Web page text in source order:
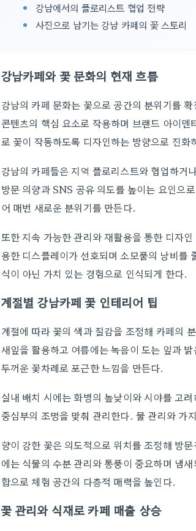
강남에서의 플로리스트 협업 전략
사진으로 남기는 강남 카페의 꽃 스토리
강남카페와 꽃 문화의 현재 흐름
강남의 카페 문화는 꽃으로 공간의 분위기를
콘텐츠의 핵심 요소로 작용하며 브랜드 아이
로 꽃이 작동하도록 디자인하는 방향으로 진화
강남의 카페들은 지역 플로리스트와 협업하거
방문 의향과 SNS 공유 의도를 높이는 요인으
어 매번 새로운 분위기를 만든다.
또한 지속 가능한 관리와 재활용을 통한 디자
용한 디스플레이가 선호되며 소모품의 낭비를
식이 아닌 가치 있는 경험으로 인식되게 한다.
계절별 강남카페 꽃 인테리어 팁
계절에 따라 꽃의 색과 질감을 조정해 카페의
새잎을 활용하고 여름에는 녹음이 도는 잎과
두꺼운 꽃차례로 포근한 느낌을 만든다.
실내 배치 시에는 화병의 높낮이와 시야를 고
중심부의 조명을 맞춰 관리한다. 물 관리와 가
향이 강한 꽃은 의도적으로 위치를 조정해 방
에는 식물의 수분 관리와 통풍이 중요하며 냄
합으로 체험 공간의 다층적 매력을 높인다.
꽃 관리와 식재로 카페 매출 상승